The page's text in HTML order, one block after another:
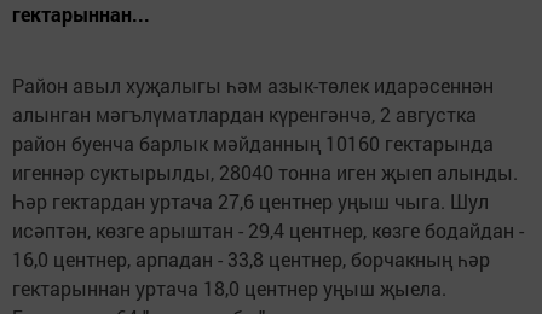
гектарыннан...
Район авыл хуҗалыгы һәм азык-төлек идарәсеннән
алынган мәгълүматлардан күренгәнчә, 2 августка
район буенча барлык мәйданның 10160 гектарында
игеннәр суктырылды, 28040 тонна иген җыеп алынды.
Һәр гектардан уртача 27,6 центнер уңыш чыга. Шул
исәптән, көзге арыштан - 29,4 центнер, көзге бодайдан -
16,0 центнер, арпадан - 33,8 центнер, борчакның һәр
гектарыннан уртача 18,0 центнер уңыш җыела.